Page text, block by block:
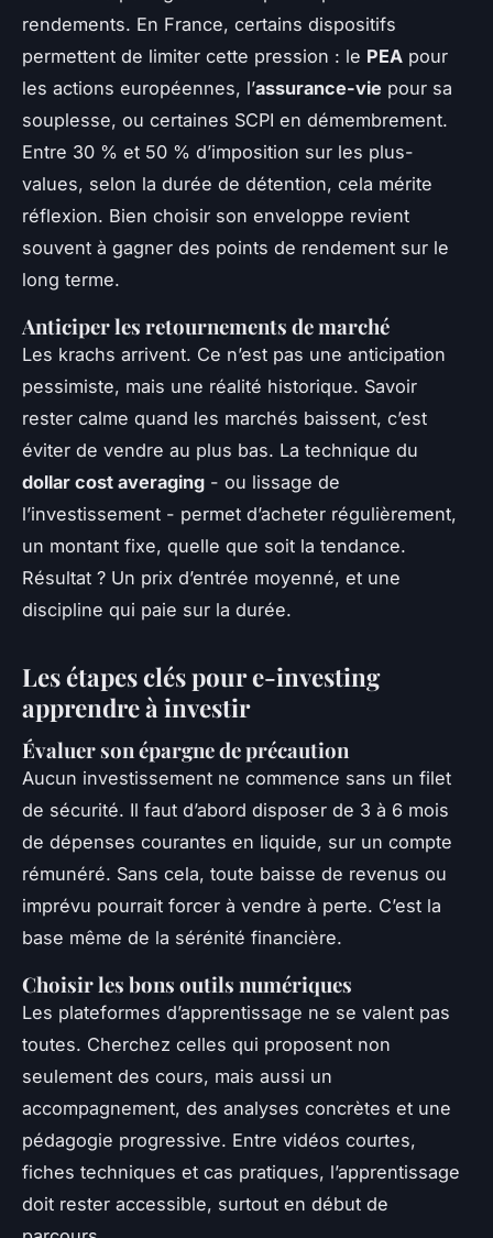
rendements. En France, certains dispositifs
permettent de limiter cette pression : le PEA pour
les actions européennes, l’assurance-vie pour sa
souplesse, ou certaines SCPI en démembrement.
Entre 30 % et 50 % d’imposition sur les plus-
values, selon la durée de détention, cela mérite
réflexion. Bien choisir son enveloppe revient
souvent à gagner des points de rendement sur le
long terme.
Anticiper les retournements de marché
Les krachs arrivent. Ce n’est pas une anticipation
pessimiste, mais une réalité historique. Savoir
rester calme quand les marchés baissent, c’est
éviter de vendre au plus bas. La technique du
dollar cost averaging - ou lissage de
l’investissement - permet d’acheter régulièrement,
un montant fixe, quelle que soit la tendance.
Résultat ? Un prix d’entrée moyenné, et une
discipline qui paie sur la durée.
Les étapes clés pour e-investing
apprendre à investir
Évaluer son épargne de précaution
Aucun investissement ne commence sans un filet
de sécurité. Il faut d’abord disposer de 3 à 6 mois
de dépenses courantes en liquide, sur un compte
rémunéré. Sans cela, toute baisse de revenus ou
imprévu pourrait forcer à vendre à perte. C’est la
base même de la sérénité financière.
Choisir les bons outils numériques
Les plateformes d’apprentissage ne se valent pas
toutes. Cherchez celles qui proposent non
seulement des cours, mais aussi un
accompagnement, des analyses concrètes et une
pédagogie progressive. Entre vidéos courtes,
fiches techniques et cas pratiques, l’apprentissage
doit rester accessible, surtout en début de